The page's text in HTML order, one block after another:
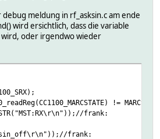
meldung in rf_asksin.c am ende
wird ersichtlich, dass die variable
wird, oder irgendwo wieder
!=
frank:
frank: